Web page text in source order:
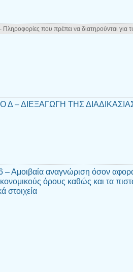
που πρέπει να διατηρούνται για
– ΔΙΕΞΑΓΩΓΗ ΤΗΣ ΔΙΑΔΙΚΑΣΙΑΣ
Αμοιβαία αναγνώριση όσον αφορά
όρους καθώς και τα
στοιχεία